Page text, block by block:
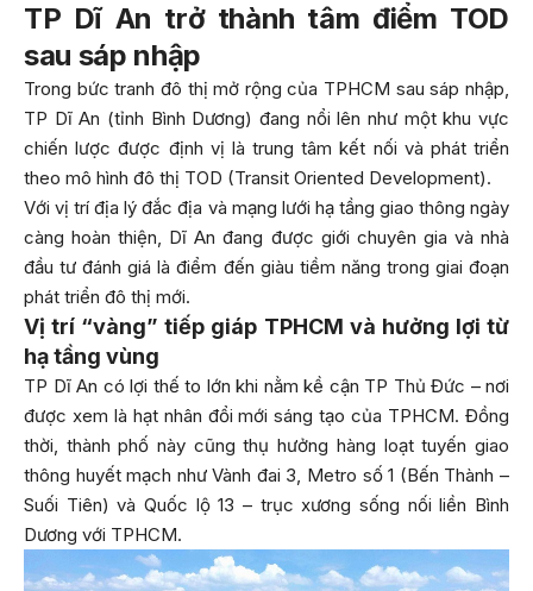
TP Dĩ An trở thành tâm điểm TOD
sau sáp nhập
Trong bức tranh đô thị mở rộng của TPHCM sau sáp nhập,
TP Dĩ An (tỉnh Bình Dương) đang nổi lên như một khu vực
chiến lược được định vị là trung tâm kết nối và phát triển
theo mô hình đô thị TOD (Transit Oriented Development).
Với vị trí địa lý đắc địa và mạng lưới hạ tầng giao thông ngày
càng hoàn thiện, Dĩ An đang được giới chuyên gia và nhà
đầu tư đánh giá là điểm đến giàu tiềm năng trong giai đoạn
phát triển đô thị mới.
Vị trí “vàng” tiếp giáp TPHCM và hưởng lợi từ
hạ tầng vùng
TP Dĩ An có lợi thế to lớn khi nằm kề cận TP Thủ Đức – nơi
được xem là hạt nhân đổi mới sáng tạo của TPHCM. Đồng
thời, thành phố này cũng thụ hưởng hàng loạt tuyến giao
thông huyết mạch như Vành đai 3, Metro số 1 (Bến Thành –
Suối Tiên) và Quốc lộ 13 – trục xương sống nối liền Bình
Dương với TPHCM.